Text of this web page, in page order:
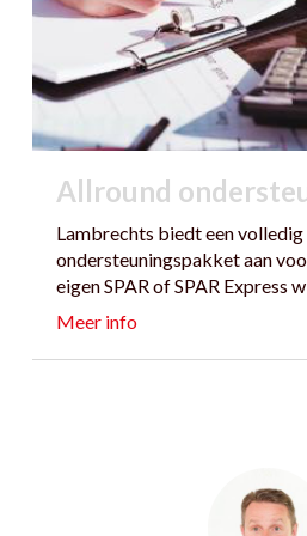
Allround
Lambrechts biedt een volledig
ondersteuningspakket aan
eigen SPAR of SPAR Express
Meer info